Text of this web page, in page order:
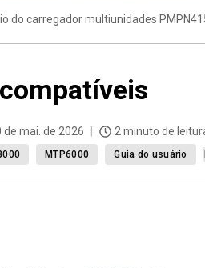
do carregador multiunidades
de mai. de 2026 2 minuto de
MTP6000 Guia do usuário